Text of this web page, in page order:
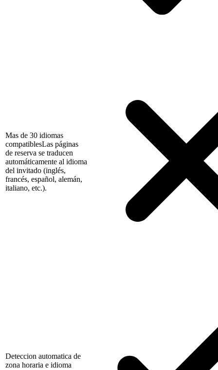
Mas de 30 idiomas
compatiblesLas páginas
de reserva se traducen
automáticamente al idioma
del invitado (inglés,
francés, español, alemán,
italiano, etc.).
Deteccion automatica de
zona horaria e idioma